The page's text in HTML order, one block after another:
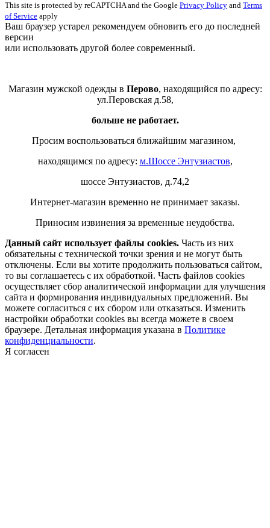
This site is protected by reCAPTCHA and the Google Privacy Policy and Terms
of Service apply
Ваш браузер устарел рекомендуем обновить его до последней
версии
или использовать другой более современный.
Магазин мужской одежды в Перово, находящийся по адресу:
ул.Перовская д.58,
больше не работает.
Просим воспользоваться ближайшим магазином,
находящимся по адресу: м.Шоссе Энтузиастов,
шоссе Энтузиастов, д.74,2
Интернет-магазин временно не принимает заказы.
Приносим извинения за временные неудобства.
Данный сайт использует файлы cookies. Часть из них
обязательны с технической точки зрения и не могут быть
отключены. Если вы хотите продолжить пользоваться сайтом,
то вы соглашаетесь с их обработкой. Часть файлов cookies
осуществляет сбор аналитической информации для улучшения
сайта и формирования индивидуальных предложений. Вы
можете согласиться с их сбором или отказаться. Изменить
настройки обработки cookies вы всегда можете в своем
браузере. Детальная информация указана в Политике
конфиденциальности.
Я согласен